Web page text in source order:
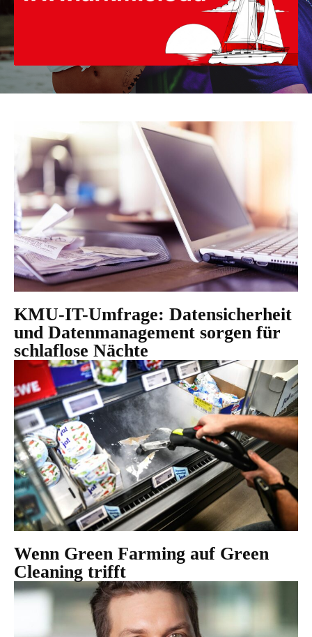
KMU-IT-Umfrage: Datensicherheit
und Datenmanagement sorgen für
schlaflose Nächte
Wenn Green Farming auf Green
Cleaning trifft